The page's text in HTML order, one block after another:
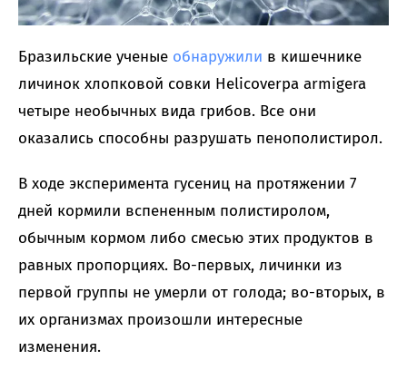
Бразильские ученые обнаружили в кишечнике
личинок хлопковой совки Helicoverpa armigera
четыре необычных вида грибов. Все они
оказались способны разрушать пенополистирол.
В ходе эксперимента гусениц на протяжении 7
дней кормили вспененным полистиролом,
обычным кормом либо смесью этих продуктов в
равных пропорциях. Во-первых, личинки из
первой группы не умерли от голода; во-вторых, в
их организмах произошли интересные
изменения.